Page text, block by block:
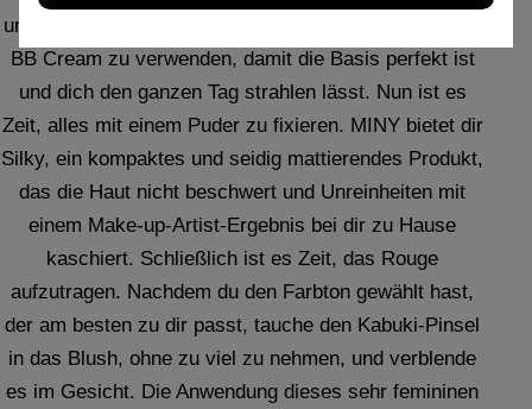
unsere Concealer in Stiftform vor der Foundation oder
BB Cream zu verwenden, damit die Basis perfekt ist
und dich den ganzen Tag strahlen lässt. Nun ist es
Zeit, alles mit einem Puder zu fixieren. MINY bietet dir
Silky, ein kompaktes und seidig mattierendes Produkt,
das die Haut nicht beschwert und Unreinheiten mit
einem Make-up-Artist-Ergebnis bei dir zu Hause
kaschiert. Schließlich ist es Zeit, das Rouge
aufzutragen. Nachdem du den Farbton gewählt hast,
der am besten zu dir passt, tauche den Kabuki-Pinsel
in das Blush, ohne zu viel zu nehmen, und verblende
es im Gesicht. Die Anwendung dieses sehr femininen